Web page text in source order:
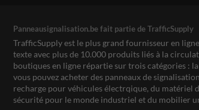
Panneausignalisation.be fait partie de TrafficSupply
TrafficSupply est le plus grand fournisseur en
texte avec plus de 10.000 produits liés à la
boutiques en ligne répartie sur trois catégories :
vous pouvez acheter des panneaux de
recharge pour véhicules électrqique, du matériel
sécurité pour le monde industriel et du mobilier